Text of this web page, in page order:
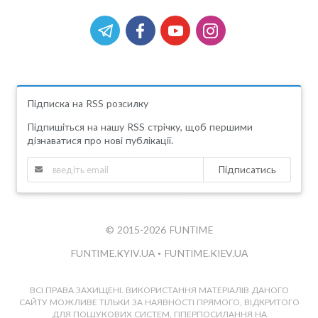
Підписка на RSS розсилку
Підпишіться на нашу RSS стрічку, щоб першими
дізнаватися про нові публікації.
Підписатись
© 2015-2026 FUNTIME
FUNTIME.KYIV.UA • FUNTIME.KIEV.UA
ВСІ ПРАВА ЗАХИЩЕНІ. ВИКОРИСТАННЯ МАТЕРІАЛІВ ДАНОГО
САЙТУ МОЖЛИВЕ ТІЛЬКИ ЗА НАЯВНОСТІ ПРЯМОГО, ВІДКРИТОГО
ДЛЯ ПОШУКОВИХ СИСТЕМ, ГІПЕРПОСИЛАННЯ НА